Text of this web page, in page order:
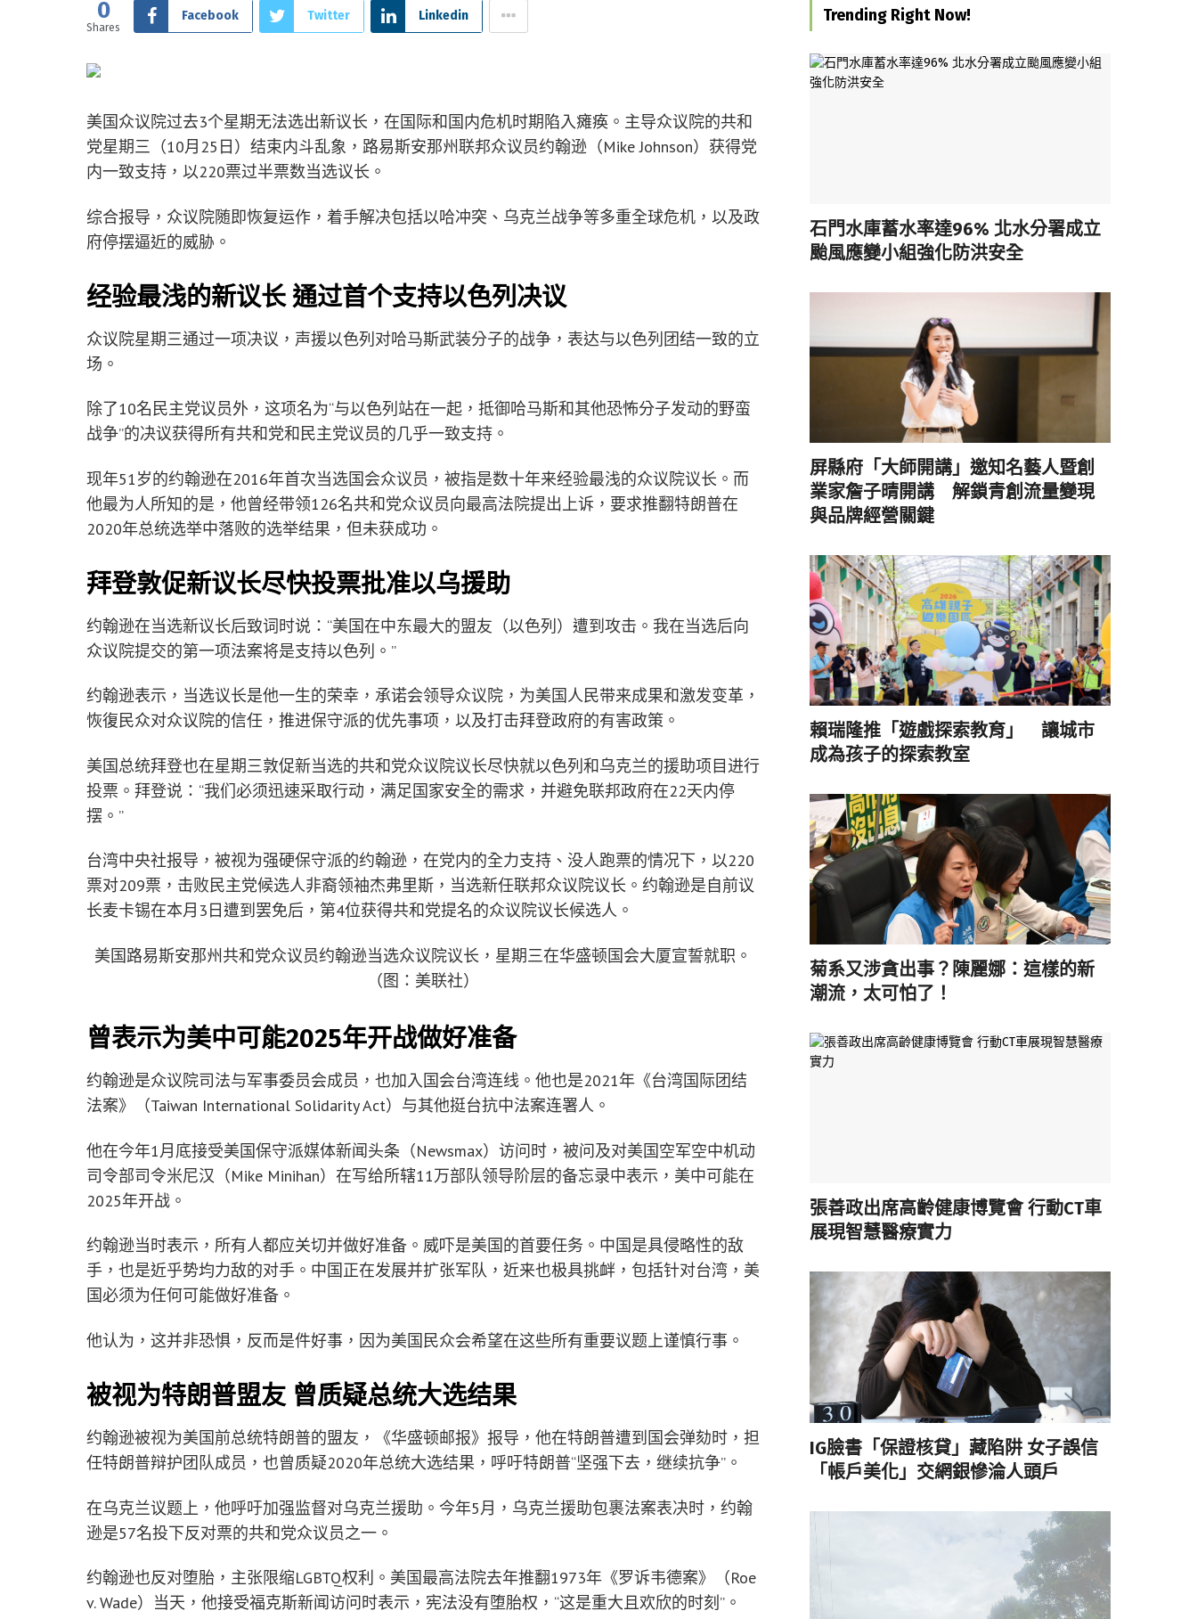
0
Shares
Facebook Twitter Linkedin
美国众议院过去3个星期无法选出新议长，在国际和国内危机时期陷入瘫痪。主导众议院的共和
党星期三（10月25日）结束内斗乱象，路易斯安那州联邦众议员约翰逊（Mike Johnson）获得党
内一致支持，以220票过半票数当选议长。
综合报导，众议院随即恢复运作，着手解决包括以哈冲突、乌克兰战争等多重全球危机，以及政
府停摆逼近的威胁。
经验最浅的新议长 通过首个支持以色列决议
众议院星期三通过一项决议，声援以色列对哈马斯武装分子的战争，表达与以色列团结一致的立
场。
除了10名民主党议员外，这项名为“与以色列站在一起，抵御哈马斯和其他恐怖分子发动的野蛮
战争”的决议获得所有共和党和民主党议员的几乎一致支持。
现年51岁的约翰逊在2016年首次当选国会众议员，被指是数十年来经验最浅的众议院议长。而
他最为人所知的是，他曾经带领126名共和党众议员向最高法院提出上诉，要求推翻特朗普在
2020年总统选举中落败的选举结果，但未获成功。
拜登敦促新议长尽快投票批准以乌援助
约翰逊在当选新议长后致词时说：“美国在中东最大的盟友（以色列）遭到攻击。我在当选后向
众议院提交的第一项法案将是支持以色列。”
约翰逊表示，当选议长是他一生的荣幸，承诺会领导众议院，为美国人民带来成果和激发变革，
恢復民众对众议院的信任，推进保守派的优先事项，以及打击拜登政府的有害政策。
美国总统拜登也在星期三敦促新当选的共和党众议院议长尽快就以色列和乌克兰的援助项目进行
投票。拜登说：“我们必须迅速采取行动，满足国家安全的需求，并避免联邦政府在22天内停
摆。”
台湾中央社报导，被视为强硬保守派的约翰逊，在党内的全力支持、没人跑票的情况下，以220
票对209票，击败民主党候选人非裔领袖杰弗里斯，当选新任联邦众议院议长。约翰逊是自前议
长麦卡锡在本月3日遭到罢免后，第4位获得共和党提名的众议院议长候选人。
美国路易斯安那州共和党众议员约翰逊当选众议院议长，星期三在华盛顿国会大厦宣誓就职。
（图：美联社）
曾表示为美中可能2025年开战做好准备
约翰逊是众议院司法与军事委员会成员，也加入国会台湾连线。他也是2021年《台湾国际团结
法案》（Taiwan International Solidarity Act）与其他挺台抗中法案连署人。
他在今年1月底接受美国保守派媒体新闻头条（Newsmax）访问时，被问及对美国空军空中机动
司令部司令米尼汉（Mike Minihan）在写给所辖11万部队领导阶层的备忘录中表示，美中可能在
2025年开战。
约翰逊当时表示，所有人都应关切并做好准备。威吓是美国的首要任务。中国是具侵略性的敌
手，也是近乎势均力敌的对手。中国正在发展并扩张军队，近来也极具挑衅，包括针对台湾，美
国必须为任何可能做好准备。
他认为，这并非恐惧，反而是件好事，因为美国民众会希望在这些所有重要议题上谨慎行事。
被视为特朗普盟友 曾质疑总统大选结果
约翰逊被视为美国前总统特朗普的盟友，《华盛顿邮报》报导，他在特朗普遭到国会弹劾时，担
任特朗普辩护团队成员，也曾质疑2020年总统大选结果，呼吁特朗普“坚强下去，继续抗争”。
在乌克兰议题上，他呼吁加强监督对乌克兰援助。今年5月，乌克兰援助包裹法案表决时，约翰
逊是57名投下反对票的共和党众议员之一。
约翰逊也反对堕胎，主张限缩LGBTQ权利。美国最高法院去年推翻1973年《罗诉韦德案》（Roe
v. Wade）当天，他接受福克斯新闻访问时表示，宪法没有堕胎权，“这是重大且欢欣的时刻”。
Trending Right Now!
石門水庫蓄水率達96% 北水分署成立
颱風應變小組強化防洪安全
屏縣府「大師開講」邀知名藝人暨創
業家詹子晴開講 解鎖青創流量變現
與品牌經營關鍵
賴瑞隆推「遊戲探索教育」 讓城市
成為孩子的探索教室
菊系又涉貪出事？陳麗娜：這樣的新
潮流，太可怕了！
張善政出席高齡健康博覽會 行動CT車
展現智慧醫療實力
IG臉書「保證核貸」藏陷阱 女子誤信
「帳戶美化」交網銀慘淪人頭戶